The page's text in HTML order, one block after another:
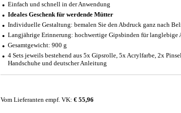
Einfach und schnell in der Anwendung
Ideales Geschenk für werdende Mütter
Individuelle Gestaltung: bemalen Sie den Abdruck ganz nach
Langjährige Erinnerung: hochwertige Gipsbinden für langlebige
Gesamtgewicht: 900 g
4 Sets jeweils bestehend aus 5x Gipsrolle, 5x Acrylfarbe, 2x
Handschuhe und deutscher Anleitung
Vom Lieferanten empf. VK: € 55,96